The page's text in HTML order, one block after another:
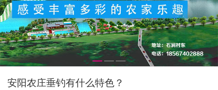
​安阳农庄垂钓有什么特色？